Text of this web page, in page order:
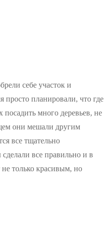
себе участок и
просто планировали, что где
посадить много деревьев, не
они мешали другим
все тщательно
все правильно и в
только красивым, но